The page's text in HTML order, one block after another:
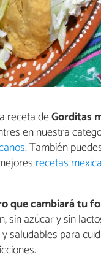
receta deGorditas
en nuestra
. También
recetas
que cambiará tu
sin azúcar y sin
saludables para